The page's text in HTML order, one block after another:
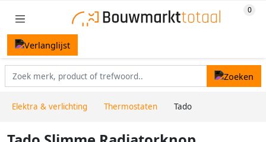
Elektra & verlichting Thermostaten Tado